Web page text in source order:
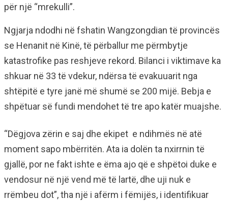
për një “mrekulli”.
Ngjarja ndodhi në fshatin Wangzongdian të provincës
se Henanit në Kinë, të përballur me përmbytje
katastrofike pas reshjeve rekord. Bilanci i viktimave ka
shkuar në 33 të vdekur, ndërsa të evakuuarit nga
shtëpitë e tyre janë më shumë se 200 mijë. Bebja e
shpëtuar së fundi mendohet të tre apo katër muajshe.
“Dëgjova zërin e saj dhe ekipet e ndihmës në atë
moment sapo mbërritën. Ata ia dolën ta nxirrnin të
gjallë, por ne fakt ishte e ëma ajo që e shpëtoi duke e
vendosur në një vend më të lartë, dhe uji nuk e
rrëmbeu dot”, tha një i afërm i fëmijës, i identifikuar